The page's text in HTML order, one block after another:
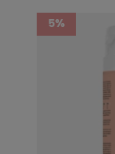
5%